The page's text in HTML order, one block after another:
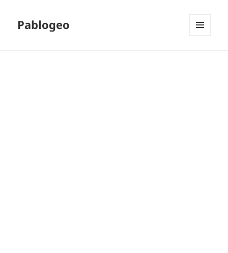
Pablogeo